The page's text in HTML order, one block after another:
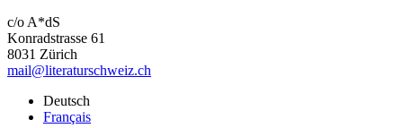
c/o A*dS
Konradstrasse 61
8031 Zürich
mail@literaturschweiz.ch
Deutsch
Français